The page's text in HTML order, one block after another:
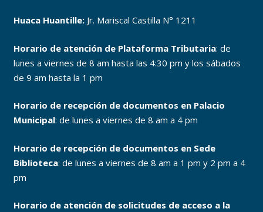
Huaca Huantille: Jr. Mariscal Castilla N° 1211
Horario de atención de Plataforma Tributaria: de
lunes a viernes de 8 am hasta las 4:30 pm y los sábados
de 9 am hasta la 1 pm
Horario de recepción de documentos en Palacio
Municipal: de lunes a viernes de 8 am a 4 pm
Horario de recepción de documentos en Sede
Biblioteca: de lunes a viernes de 8 am a 1 pm y 2 pm a 4
pm
Horario de atención de solicitudes de acceso a la